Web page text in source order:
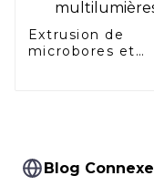
Extrusion de
microbores et
Blog Connexe